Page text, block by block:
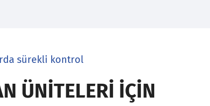
sürekli kontrol
ÜNITELERI İÇIN